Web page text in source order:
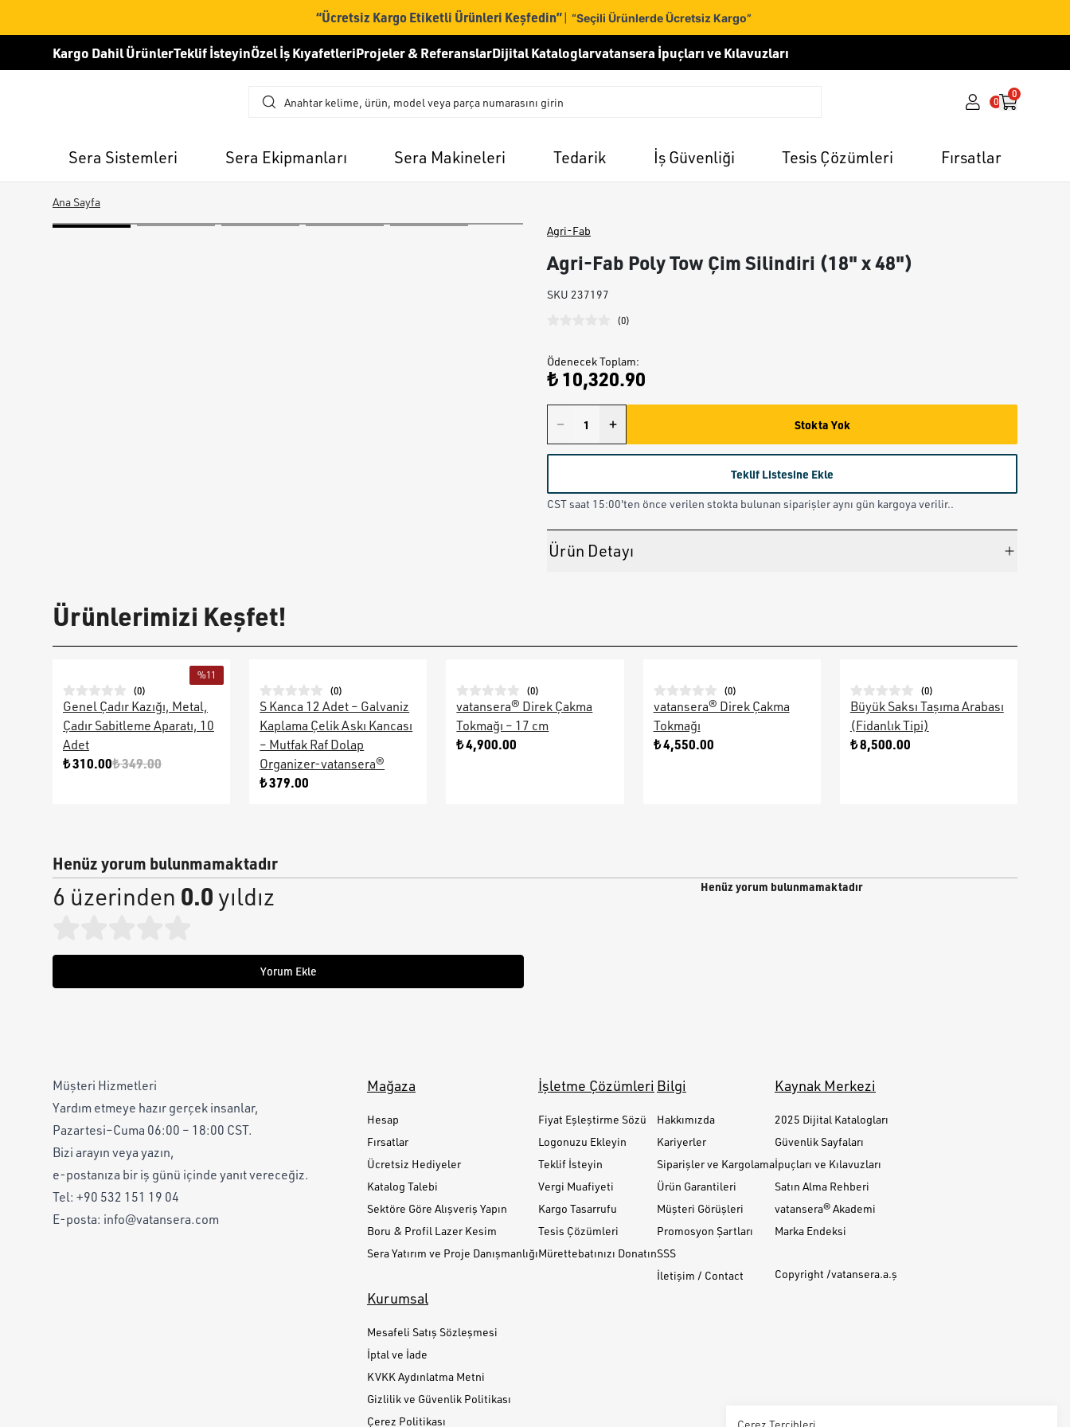
Çerez Tercihleri
“Ücretsiz Kargo Etiketli Ürünleri Keşfedin”| “Seçili Ürünlerde Ücretsiz Kargo”
Kargo Dahil ÜrünlerTeklif İsteyinÖzel İş KıyafetleriProjeler & ReferanslarDijital Kataloglarvatansera İpuçları ve Kılavuzları
0
0
Sera Sistemleri Sera Ekipmanları Sera Makineleri Tedarik İş Güvenliği Tesis Çözümleri Fırsatlar
Ana Sayfa
Agri-Fab
Agri-Fab Poly Tow Çim Silindiri (18" x 48")
SKU 237197
(0)
Ödenecek Toplam:
₺ 10,320.90
Stokta Yok
Teklif Listesine Ekle
CST saat 15:00'ten önce verilen stokta bulunan siparişler aynı gün kargoya verilir..
Ürün Detayı
Ürünlerimizi Keşfet!
%11
(0)
Genel Çadır Kazığı, Metal,
Çadır Sabitleme Aparatı, 10
Adet
₺ 310.00₺ 349.00
(0)
S Kanca 12 Adet – Galvaniz
Kaplama Çelik Askı Kancası
– Mutfak Raf Dolap
Organizer-vatansera®
₺ 379.00
(0)
vatansera® Direk Çakma
Tokmağı – 17 cm
₺ 4,900.00
(0)
vatansera® Direk Çakma
Tokmağı
₺ 4,550.00
(0)
Büyük Saksı Taşıma Arabası
(Fidanlık Tipi)
₺ 8,500.00
Henüz yorum bulunmamaktadır
6 üzerinden 0.0yıldız
Yorum Ekle
Henüz yorum bulunmamaktadır
Müşteri Hizmetleri
Yardım etmeye hazır gerçek insanlar,
Pazartesi–Cuma 06:00 – 18:00 CST.
Bizi arayın veya yazın,
e-postanıza bir iş günü içinde yanıt vereceğiz.
Tel: +90 532 151 19 04
E-posta: info@vatansera.com
Mağaza
Hesap
Fırsatlar
Ücretsiz Hediyeler
Katalog Talebi
Sektöre Göre Alışveriş Yapın
Boru & Profil Lazer Kesim
Sera Yatırım ve Proje Danışmanlığı
İşletme Çözümleri
Fiyat Eşleştirme Sözü
Logonuzu Ekleyin
Teklif İsteyin
Vergi Muafiyeti
Kargo Tasarrufu
Tesis Çözümleri
Mürettebatınızı Donatın
Bilgi
Hakkımızda
Kariyerler
Siparişler ve Kargolama
Ürün Garantileri
Müşteri Görüşleri
Promosyon Şartları
SSS
İletişim / Contact
Kaynak Merkezi
2025 Dijital Katalogları
Güvenlik Sayfaları
İpuçları ve Kılavuzları
Satın Alma Rehberi
vatansera® Akademi
Marka Endeksi
Copyright /vatansera.a.ş
Kurumsal
Mesafeli Satış Sözleşmesi
İptal ve İade
KVKK Aydınlatma Metni
Gizlilik ve Güvenlik Politikası
Çerez Politikası